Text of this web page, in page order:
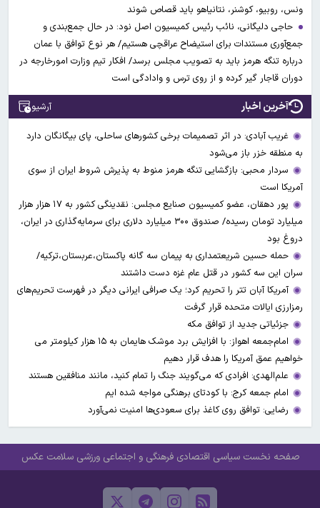
ونس، روبیو، کوشنر، نتانیاهو باید قصاص شوند
حاجی دلیگانی، نائب رئیس کمیسیون اصل نود: در حال جمع‌بندی و
جمع‌آوری مستندات برای استیضاح عراقچی هستیم/ هر نوع توافق با عمان
درباره تنگه هرمز باید به تصویب مجلس برسد/ افکار تیم وزارت امورخارجه در
دوران قاجار گیر کرده و از روی ترس و وادادگی است
آخرین اخبار آرشیو
غریب آبادی: در اثر تصمیمات برخی کشورهای ساحلی، پای بیگانگان دارد
به منطقه خزر باز می‌شود
سردار محبی: بازگشایی تنگه هرمز منوط به پذیرش شروط ایران از سوی
آمریکا است
پور دهقان، عضو کمیسیون صنایع مجلس: نقدینگی کشور به ۱۷ هزار هزار
میلیارد تومان رسیده/ صندوق ۳۰۰ میلیارد دلاری برای سرمایه‌گذاری در ایران،
دروغ بود
حمله حسین شریعتمداری به پیمان سه گانه پاکستان،عربستان،ترکیه/
سران این سه کشور در قتل عام غزه دست داشتند
آمریکا آبان تتر را تحریم کرد؛ یک صرافی ایرانی دیگر در فهرست تحریم‌های
رمزارزی ایالات متحده قرار گرفت
جزئیاتی جدید از توافق مکه
امام‌جمعه اهواز: با افزایش برد موشک هایمان به ۱۵ هزار کیلومتر می
خواهیم عمق آمریکا را هدف قرار دهیم
علم‌الهدی: افرادی که می‌گویند جنگ را تمام کنید، مانند منافقین هستند
امام جمعه کرج: با کودتای برهنگی مواجه شده ایم
رضایی: توافق روی کاغذ برای سعودی‌ها امنیت نمی‌آورد
صفحه نخست سیاسی اقتصادی فرهنگی و اجتماعی ورزشی سلامت عکس